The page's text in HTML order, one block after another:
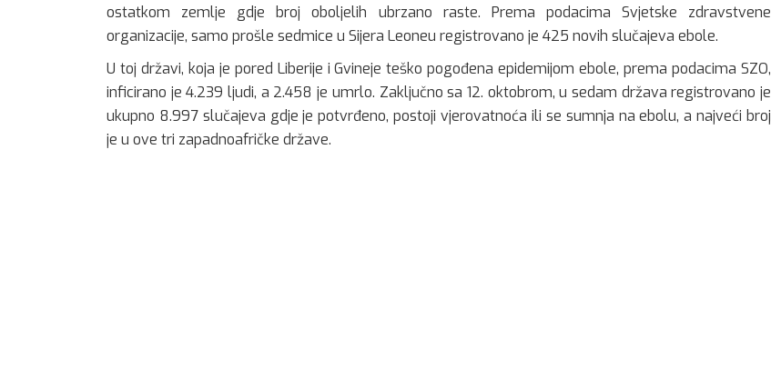
ostatkom zemlje gdje broj oboljelih ubrzano raste. Prema podacima Svjetske zdravstvene
organizacije, samo prošle sedmice u Sijera Leoneu registrovano je 425 novih slučajeva ebole.
U toj državi, koja je pored Liberije i Gvineje teško pogođena epidemijom ebole, prema podacima SZO,
inficirano je 4.239 ljudi, a 2.458 je umrlo. Zaključno sa 12. oktobrom, u sedam država registrovano je
ukupno 8.997 slučajeva gdje je potvrđeno, postoji vjerovatnoća ili se sumnja na ebolu, a najveći broj
je u ove tri zapadnoafričke države.